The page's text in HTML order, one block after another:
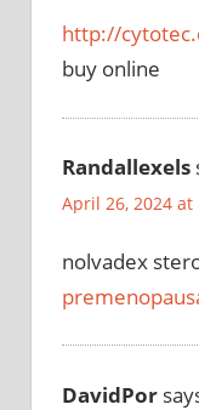
http://
buy online
Randallexels
April 26, 2024 at
nolvadex
DavidPor